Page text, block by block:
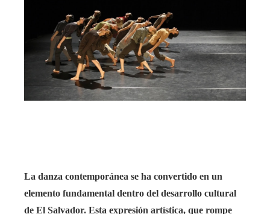
La danza contemporánea se ha convertido en un
elemento fundamental dentro del desarrollo cultural
de El Salvador. Esta expresión artística, que rompe